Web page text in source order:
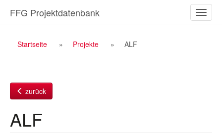
Inhalt
ein-/
FFG Projektdatenbank
Breadcrumb
Startseite Projekte ALF
zurück
ALF